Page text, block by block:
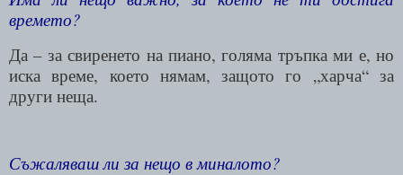
времето?
Да – за свиренето на пиано, голяма тръпка ми е, но
иска време, което нямам, защото го „харча“ за
други неща.
Съжаляваш ли за нещо в миналото?